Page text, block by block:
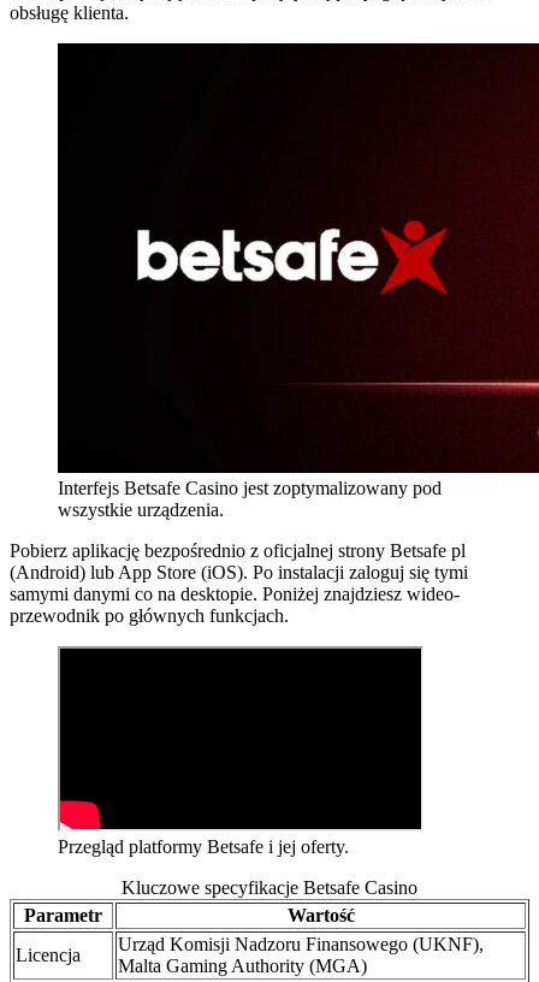
obsługę klienta.
Interfejs Betsafe Casino jest zoptymalizowany pod
wszystkie urządzenia.
Pobierz aplikację bezpośrednio z oficjalnej strony Betsafe pl
(Android) lub App Store (iOS). Po instalacji zaloguj się tymi
samymi danymi co na desktopie. Poniżej znajdziesz wideo-
przewodnik po głównych funkcjach.
Przegląd platformy Betsafe i jej oferty.
Kluczowe specyfikacje Betsafe Casino
Parametr
Wartość
Licencja
Urząd Komisji Nadzoru Finansowego (UKNF),
Malta Gaming Authority (MGA)